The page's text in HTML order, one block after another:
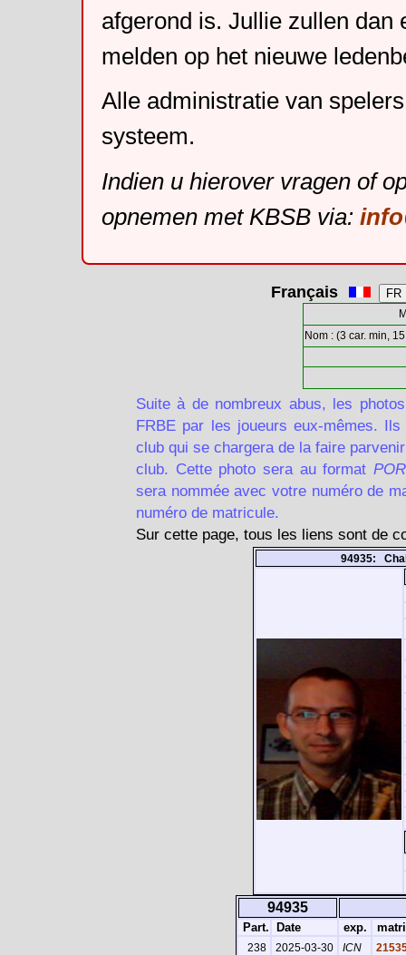
afgerond is. Jullie zullen dan
melden op het nieuwe
Alle administratie van
systeem.
Indien u hierover vragen of
opnemen met KBSB via:
Français
Nom : (3 car. min,
Suite à de nombreux abus, les
FRBE par les joueurs eux-mêmes.
club qui se chargera de la faire
club. Cette photo sera au format
sera nommée avec votre numéro de
numéro de matricule.
Sur cette page, tous les liens sont de
94935:
94935
Part. Date exp.
238 2025-03-30 ICN